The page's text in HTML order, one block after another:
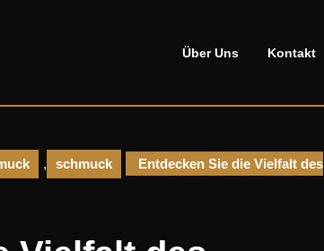
Über Uns Kontakt
, schmuck Entdecken Sie die Vielfalt des